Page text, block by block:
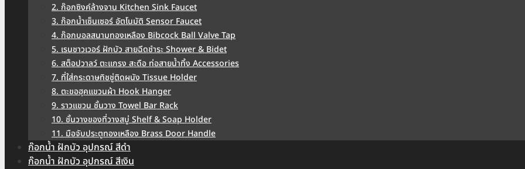
2. ก๊อกซิงค์ล้างจาน Kitchen Sink Faucet
3. ก๊อกน้ำเซ็นเซอร์ อัตโนมัติ Sensor Faucet
4. ก๊อกบอลสนามทองเหลือง Bibcock Ball Valve Tap
5. เรนชาวเวอร์ ฝักบัว สายฉีดชำระ Shower & Bidet
6. สต็อปวาลว์ ตะแกรง สะดือ ท่อสายน้ำทิ้ง Accessories
7. ที่ใส่กระดาษทิชชู่ติดผนัง Tissue Holder
8. ตะขอฮุคแขวนผ้า Hook Hanger
9. ราวแขวน ชั้นวาง Towel Bar Rack
10. ชั้นวางของที่วางสบู่ Shelf & Soap Holder
11. มือจับประตูทองเหลือง Brass Door Handle
ก๊อกน้ำ ฝักบัว อุปกรณ์ สีดำ
ก๊อกน้ำ ฝักบัว อุปกรณ์ สีเงิน